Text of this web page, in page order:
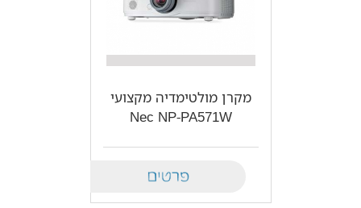
מקרן מולטימדיה מקצועי
Nec NP-PA571W